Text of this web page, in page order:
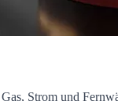
Strom und